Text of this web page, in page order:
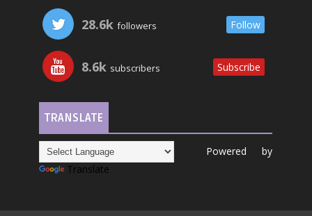
28.6k followers Follow
8.6k subscribers Subscribe
TRANSLATE
Powered by
Translate